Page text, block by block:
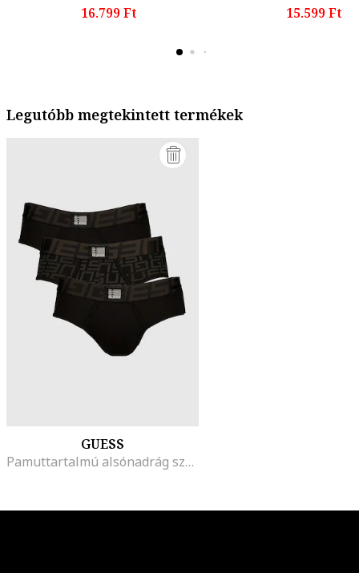
16.799 Ft
15.599 Ft
Legutóbb megtekintett termékek
GUESS
Pamuttartalmú alsónadrág szett - 3 db, Fekete